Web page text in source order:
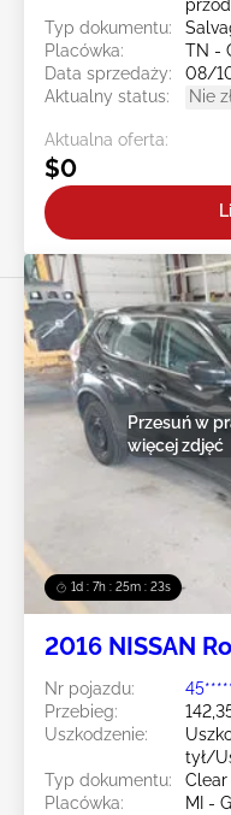
przód
Typ dokumentu:
Placówka:
TN -
Data sprzedaży:
08/
Aktualny status:
Nie
Aktualna oferta:
$0
1d : 7h : 25m : 20s
Przesuń w
więcej zdjęć
2016 NISSAN
Nr pojazdu:
Przebieg:
Uszkodzenie:
tył/
Typ dokumentu:
Placówka:
MI -